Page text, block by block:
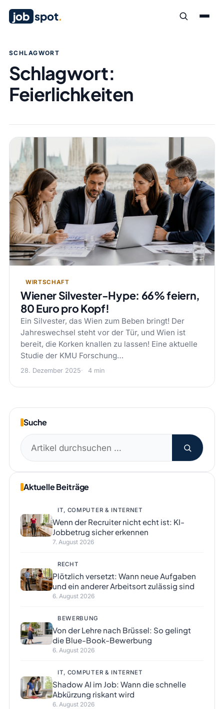
job spot.
SCHLAGWORT
Schlagwort:
Feierlichkeiten
WIRTSCHAFT
Wiener Silvester-Hype: 66% feiern,
80 Euro pro Kopf!
Ein Silvester, das Wien zum Beben bringt! Der
Jahreswechsel steht vor der Tür, und Wien ist
bereit, die Korken knallen zu lassen! Eine aktuelle
Studie der KMU Forschung…
28. Dezember 2025 4 min
Suche
Suchen
nach:
Aktuelle Beiträge
IT, COMPUTER & INTERNET
Wenn der Recruiter nicht echt ist: KI-
Jobbetrug sicher erkennen
7. August 2026
RECHT
Plötzlich versetzt: Wann neue Aufgaben
und ein anderer Arbeitsort zulässig sind
6. August 2026
BEWERBUNG
Von der Lehre nach Brüssel: So gelingt
die Blue-Book-Bewerbung
6. August 2026
IT, COMPUTER & INTERNET
Shadow AI im Job: Wann die schnelle
Abkürzung riskant wird
6. August 2026